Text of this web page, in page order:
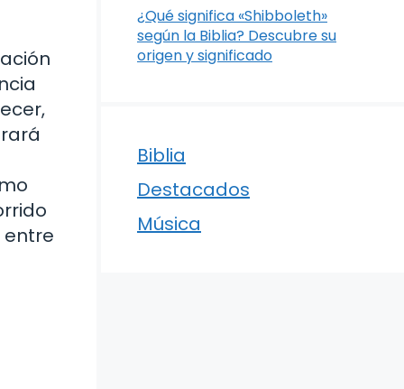
entre
¿Qué significa «Shibboleth»
según la Biblia? Descubre su
origen y significado
Biblia
Destacados
Música